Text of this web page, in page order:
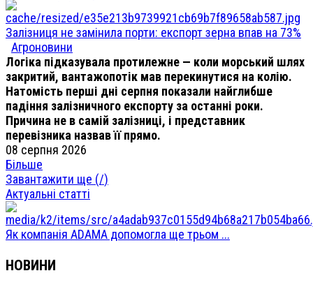
Залізниця не замінила порти: експорт зерна впав на 73%
Агроновини
Логіка підказувала протилежне — коли морський шлях
закритий, вантажопотік мав перекинутися на колію.
Натомість перші дні серпня показали найглибше
падіння залізничного експорту за останні роки.
Причина не в самій залізниці, і представник
перевізника назвав її прямо.
08 серпня 2026
Більше
Завантажити ще (/)
Актуальні статті
Як компанія ADAMA допомогла ще трьом ...
НОВИНИ